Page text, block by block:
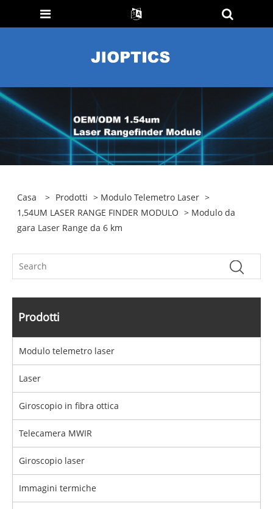
Casa > Prodotti > Modulo Telemetro Laser >
1,54UM LASER RANGE FINDER MODULO > Modulo da
gara Laser Range da 6 km
Prodotti
Modulo telemetro laser
Laser
Giroscopio in fibra ottica
Telecamera MWIR
Giroscopio laser
Immagini termiche